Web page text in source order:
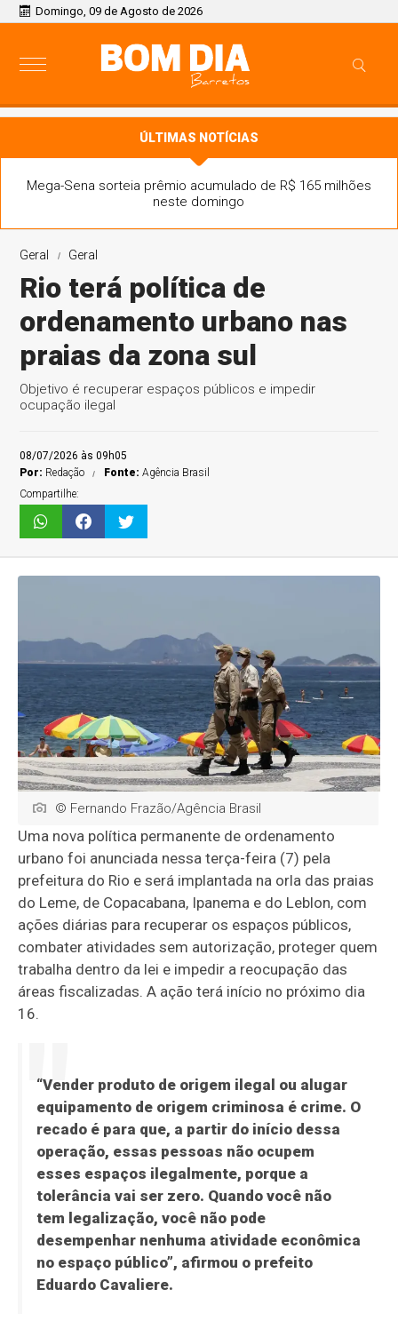
Domingo, 09 de Agosto de 2026
ÚLTIMAS NOTÍCIAS
Mega-Sena sorteia prêmio acumulado de R$ 165 milhões
neste domingo
Geral Geral
Rio terá política de
ordenamento urbano nas
praias da zona sul
Objetivo é recuperar espaços públicos e impedir
ocupação ilegal
08/07/2026 às 09h05
Por: Redação Fonte:Agência Brasil
Compartilhe:
© Fernando Frazão/Agência Brasil
Uma nova política permanente de ordenamento
urbano foi anunciada nessa terça-feira (7) pela
prefeitura do Rio e será implantada na orla das praias
do Leme, de Copacabana, Ipanema e do Leblon, com
ações diárias para recuperar os espaços públicos,
combater atividades sem autorização, proteger quem
trabalha dentro da lei e impedir a reocupação das
áreas fiscalizadas. A ação terá início no próximo dia
16.
“Vender produto de origem ilegal ou alugar
equipamento de origem criminosa é crime. O
recado é para que, a partir do início dessa
operação, essas pessoas não ocupem
esses espaços ilegalmente, porque a
tolerância vai ser zero. Quando você não
tem legalização, você não pode
desempenhar nenhuma atividade econômica
no espaço público”, afirmou o prefeito
Eduardo Cavaliere.